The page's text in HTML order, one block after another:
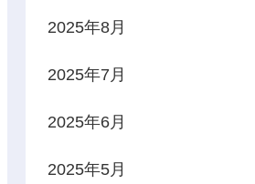
2025年8月
2025年7月
2025年6月
2025年5月